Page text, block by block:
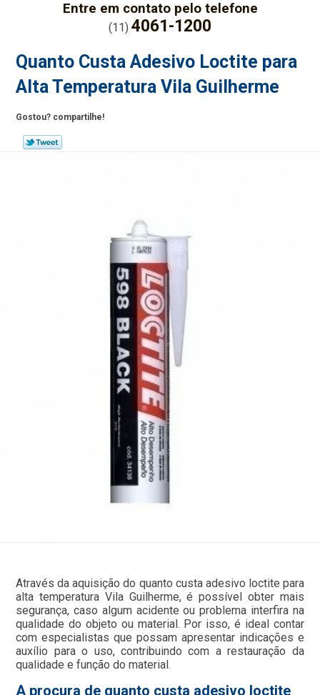
Entre em contato pelo telefone
(11) 4061-1200
Quanto Custa Adesivo Loctite para
Alta Temperatura Vila Guilherme
Gostou? compartilhe!
Através da aquisição do quanto custa adesivo loctite para
alta temperatura Vila Guilherme, é possível obter mais
segurança, caso algum acidente ou problema interfira na
qualidade do objeto ou material. Por isso, é ideal contar
com especialistas que possam apresentar indicações e
auxílio para o uso, contribuindo com a restauração da
qualidade e função do material.
A procura de quanto custa adesivo loctite